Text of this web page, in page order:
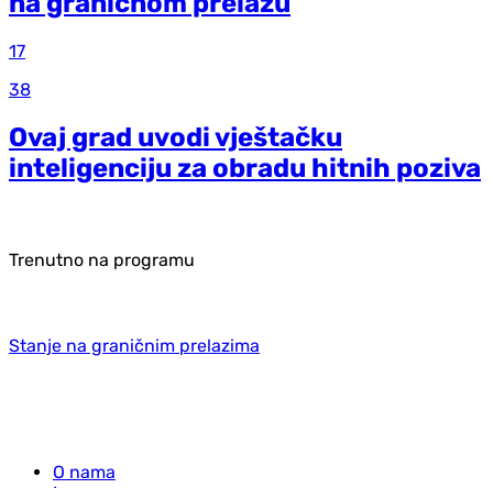
17
38
Ovaj grad uvodi vještačku
inteligenciju za obradu hitnih poziva
Trenutno na programu
Stanje na graničnim prelazima
O nama